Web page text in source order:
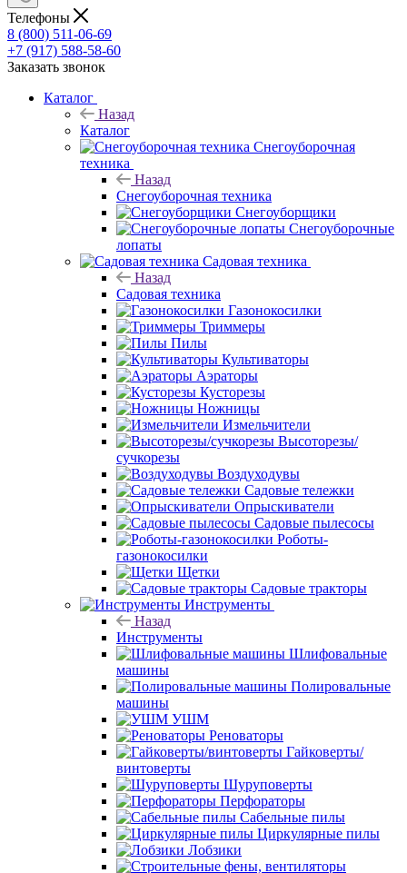
Телефоны
8 (800) 511-06-69
+7 (917) 588-58-60
Заказать звонок
Каталог
Назад
Каталог
Снегоуборочная
техника
Назад
Снегоуборочная техника
Снегоуборщики
Снегоуборочные
лопаты
Садовая техника
Назад
Садовая техника
Газонокосилки
Триммеры
Пилы
Культиваторы
Аэраторы
Кусторезы
Ножницы
Измельчители
Высоторезы/
сучкорезы
Воздуходувы
Садовые тележки
Опрыскиватели
Садовые пылесосы
Роботы-
газонокосилки
Щетки
Садовые тракторы
Инструменты
Назад
Инструменты
Шлифовальные
машины
Полировальные
машины
УШМ
Реноваторы
Гайковерты/
винтоверты
Шуруповерты
Перфораторы
Сабельные пилы
Циркулярные пилы
Лобзики